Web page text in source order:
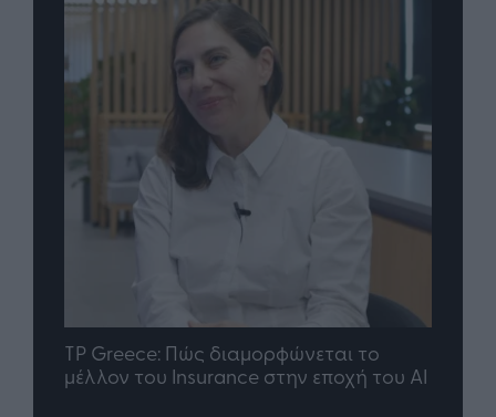
TP Greece: Πώς διαμορφώνεται το
μέλλον του Insurance στην εποχή του AI